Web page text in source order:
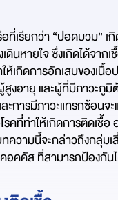
ที่เรียกว่า “ปอดบวม” เ
ดินหายใจ ซึ่งเกิดได้จากเ
ให้เกิดการอักเสบของเ
สูงอายุ และผู้ที่มีภาวะภู
ะการมีภาวะแทรกซ้อนจ
คที่ทำให้เกิดการติดเชื้อ
ความนี้จะกล่าวถึงกลุ่มเ
คอคคัส ที่สามารถป้องกัน